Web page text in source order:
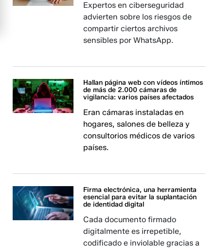
Expertos en ciberseguridad
advierten sobre los riesgos de
compartir ciertos archivos
sensibles por WhatsApp.
Hallan página web con vídeos íntimos
de más de 2.000 cámaras de
vigilancia: varios países afectados
Eran cámaras instaladas en
hogares, salones de belleza y
consultorios médicos de varios
países.
Firma electrónica, una herramienta
esencial para evitar la suplantación
de identidad digital
Cada documento firmado
digitalmente es irrepetible,
codificado e inviolable gracias a